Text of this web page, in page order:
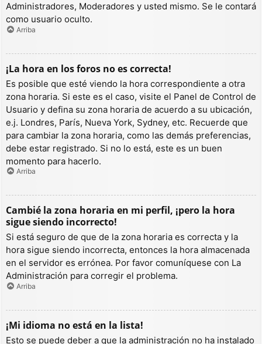
Administradores, Moderadores y usted mismo. Se le contará
como usuario oculto.
Arriba
¡La hora en los foros no es correcta!
Es posible que esté viendo la hora correspondiente a otra
zona horaria. Si este es el caso, visite el Panel de Control de
Usuario y defina su zona horaria de acuerdo a su ubicación,
e.j. Londres, París, Nueva York, Sydney, etc. Recuerde que
para cambiar la zona horaria, como las demás preferencias,
debe estar registrado. Si no lo está, este es un buen
momento para hacerlo.
Arriba
Cambié la zona horaria en mi perfil, ¡pero la hora
sigue siendo incorrecto!
Si está seguro de que de la zona horaria es correcta y la
hora sigue siendo incorrecta, entonces la hora almacenada
en el servidor es errónea. Por favor comuníquese con La
Administración para corregir el problema.
Arriba
¡Mi idioma no está en la lista!
Esto se puede deber a que la administración no ha instalado